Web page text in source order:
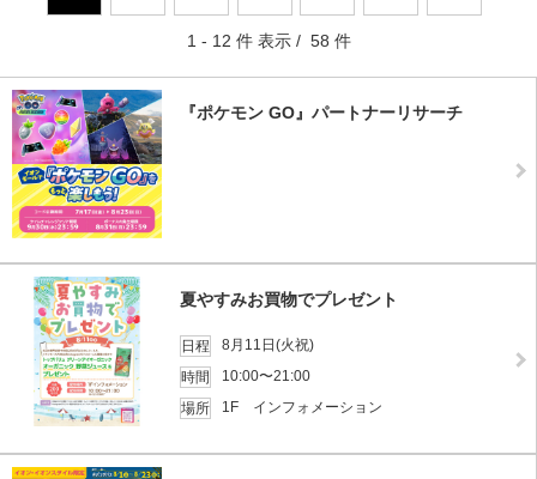
1 - 12 件 表示 / 58 件
『ポケモン GO』パートナーリサーチ
夏やすみお買物でプレゼント
日程
8月11日(火祝)
時間
10:00〜21:00
場所
1F インフォメーション